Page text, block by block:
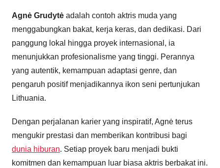
Agnė Grudytė adalah contoh aktris muda yang
menggabungkan bakat, kerja keras, dan dedikasi. Dari
panggung lokal hingga proyek internasional, ia
menunjukkan profesionalisme yang tinggi. Perannya
yang autentik, kemampuan adaptasi genre, dan
pengaruh positif menjadikannya ikon seni pertunjukan
Lithuania.
Dengan perjalanan karier yang inspiratif, Agnė terus
mengukir prestasi dan memberikan kontribusi bagi
dunia hiburan. Setiap proyek baru menjadi bukti
komitmen dan kemampuan luar biasa aktris berbakat ini.